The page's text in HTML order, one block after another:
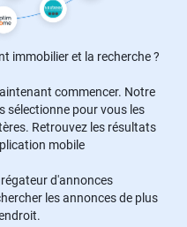
immobilier et la recherche ?
commencer. Notre
sélectionne pour vous les
Retrouvez les résultats
mobile
d'annonces
les annonces de plus